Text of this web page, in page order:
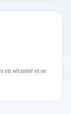
en sécurité et se